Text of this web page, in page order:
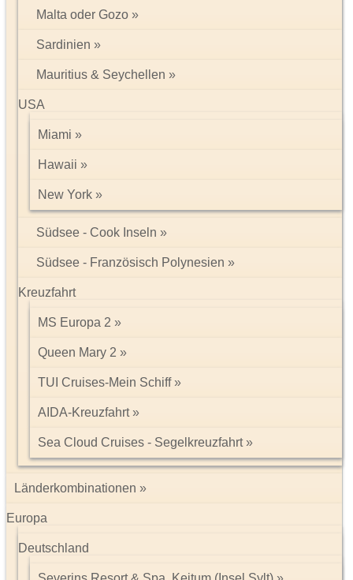
Malta oder Gozo
Sardinien
Mauritius & Seychellen
USA
Miami
Hawaii
New York
Südsee - Cook Inseln
Südsee - Französisch Polynesien
Kreuzfahrt
MS Europa 2
Queen Mary 2
TUI Cruises-Mein Schiff
AIDA-Kreuzfahrt
Sea Cloud Cruises - Segelkreuzfahrt
Länderkombinationen
Europa
Deutschland
offizielle Landeskategorie: 5 Sterne
Hotelsprache: Englisch
Zahlungsmöglichkeiten: American Express, MasterCard,
Klimaanlage, Hotelsafe, Gepäckraum
WLAN, in der gesamten Anlage
Bücherei, Events (kostenpflichtig), Gala (kostenpflichtig)
À-la-carte-Restaurant: landestypische Küche, internationale
Küche, Raucherzone, Nichtraucher
Poolbar
Anbau, Reduzierung von Lebensmittelverschwendung
1 Pool: ganzjährig geöffnet, Sonnenschirme, Liegen,
Liegenauflagen, Badetuch
Gartenanlage
kostenloses Abendessen (thailändisch oder westlich) für
La Aranya (ohne Getränke).
Das Wasser reicht bei Flut teilweise bis an das Resort. Das
Strandfeeling wurde durch das Aufschütten von Sand auf
einer Anhöhe ermöglicht. Durch eine Treppe gelangen Sie
Nutzung der Mountainbikes (begrenzte Stunden).